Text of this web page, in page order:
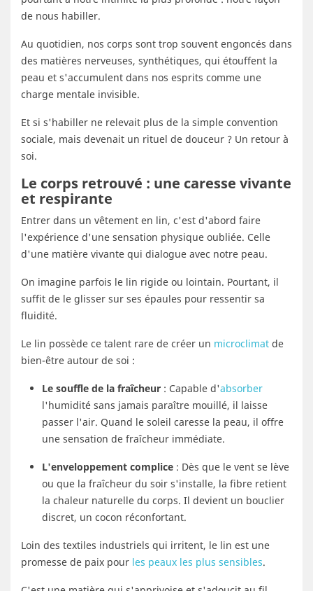
de nous habiller.
Au quotidien, nos corps sont trop souvent engoncés dans
des matières nerveuses, synthétiques, qui étouffent la
peau et s'accumulent dans nos esprits comme une
charge mentale invisible.
Et si s'habiller ne relevait plus de la simple convention
sociale, mais devenait un rituel de douceur ? Un retour à
soi.
Le corps retrouvé : une caresse vivante
et respirante
Entrer dans un vêtement en lin, c'est d'abord faire
l'expérience d'une sensation physique oubliée. Celle
d'une matière vivante qui dialogue avec notre peau.
On imagine parfois le lin rigide ou lointain. Pourtant, il
suffit de le glisser sur ses épaules pour ressentir sa
fluidité.
Le lin possède ce talent rare de créer un microclimat de
bien-être autour de soi :
Le souffle de la fraîcheur : Capable d'absorber
l'humidité sans jamais paraître mouillé, il laisse
passer l'air. Quand le soleil caresse la peau, il offre
une sensation de fraîcheur immédiate.
L'enveloppement complice : Dès que le vent se lève
ou que la fraîcheur du soir s'installe, la fibre retient
la chaleur naturelle du corps. Il devient un bouclier
discret, un cocon réconfortant.
Loin des textiles industriels qui irritent, le lin est une
promesse de paix pour les peaux les plus sensibles.